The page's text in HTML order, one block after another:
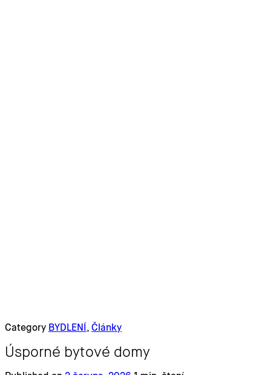
Category BYDLENÍ , Články
Úsporné bytové domy